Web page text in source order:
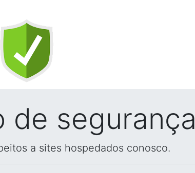
de segurança
a sites hospedados conosco.